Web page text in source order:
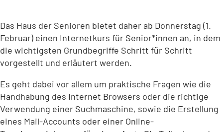
Das Haus der Senioren bietet daher ab Donnerstag (1.
Februar) einen Internetkurs für Senior*innen an, in dem
die wichtigsten Grundbegriffe Schritt für Schritt
vorgestellt und erläutert werden.
Es geht dabei vor allem um praktische Fragen wie die
Handhabung des Internet Browsers oder die richtige
Verwendung einer Suchmaschine, sowie die Erstellung
eines Mail-Accounts oder einer Online-